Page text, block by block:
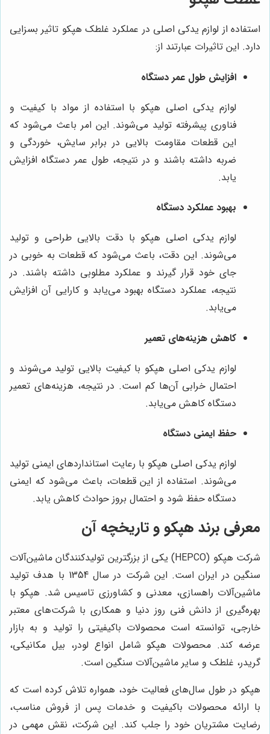
استفاده از لوازم یدکی اصلی در عملکرد غلطک هپکو تاثیر بسزایی
دارد. این تاثیرات عبارتند از:
افزایش طول عمر دستگاه
لوازم یدکی اصلی هپکو با استفاده از مواد با کیفیت و
فناوری پیشرفته تولید می‌شوند. این امر باعث می‌شود که
این قطعات مقاومت بالایی در برابر سایش، خوردگی و
ضربه داشته باشند و در نتیجه، طول عمر دستگاه افزایش
یابد.
بهبود عملکرد دستگاه
لوازم یدکی اصلی هپکو با دقت بالایی طراحی و تولید
می‌شوند. این دقت، باعث می‌شود که قطعات به خوبی در
جای خود قرار گیرند و عملکرد مطلوبی داشته باشند. در
نتیجه، عملکرد دستگاه بهبود می‌یابد و کارایی آن افزایش
می‌یابد.
کاهش هزینه‌های تعمیر
لوازم یدکی اصلی هپکو با کیفیت بالایی تولید می‌شوند و
احتمال خرابی آن‌ها کم است. در نتیجه، هزینه‌های تعمیر
دستگاه کاهش می‌یابد.
حفظ ایمنی دستگاه
لوازم یدکی اصلی هپکو با رعایت استانداردهای ایمنی تولید
می‌شوند. استفاده از این قطعات، باعث می‌شود که ایمنی
دستگاه حفظ شود و احتمال بروز حوادث کاهش یابد.
معرفی برند هپکو و تاریخچه آن
شرکت هپکو (HEPCO) یکی از بزرگترین تولیدکنندگان ماشین‌آلات
سنگین در ایران است. این شرکت در سال 1354 با هدف تولید
ماشین‌آلات راهسازی، معدنی و کشاورزی تاسیس شد. هپکو با
بهره‌گیری از دانش فنی روز دنیا و همکاری با شرکت‌های معتبر
خارجی، توانسته است محصولات باکیفیتی را تولید و به بازار
عرضه کند. محصولات هپکو شامل انواع لودر، بیل مکانیکی،
گریدر، غلطک و سایر ماشین‌آلات سنگین است.
هپکو در طول سال‌های فعالیت خود، همواره تلاش کرده است که
با ارائه محصولات باکیفیت و خدمات پس از فروش مناسب،
رضایت مشتریان خود را جلب کند. این شرکت، نقش مهمی در